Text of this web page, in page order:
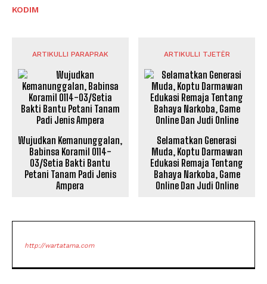
KODIM
ARTIKULLI PARAPRAK
Wujudkan Kemanunggalan,
Babinsa Koramil 0114-
03/Setia Bakti Bantu
Petani Tanam Padi Jenis
Ampera
ARTIKULLI TJETËR
Selamatkan Generasi
Muda, Koptu Darmawan
Edukasi Remaja Tentang
Bahaya Narkoba, Game
Online Dan Judi Online
http://wartatama.com